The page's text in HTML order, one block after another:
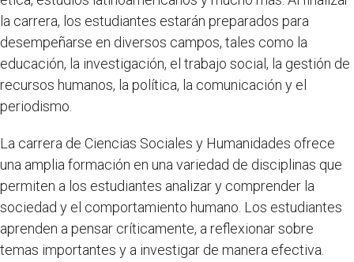
la carrera, los estudiantes estarán preparados para
desempeñarse en diversos campos, tales como la
educación, la investigación, el trabajo social, la gestión de
recursos humanos, la política, la comunicación y el
periodismo.
La carrera de Ciencias Sociales y Humanidades ofrece
una amplia formación en una variedad de disciplinas que
permiten a los estudiantes analizar y comprender la
sociedad y el comportamiento humano. Los estudiantes
aprenden a pensar críticamente, a reflexionar sobre
temas importantes y a investigar de manera efectiva.